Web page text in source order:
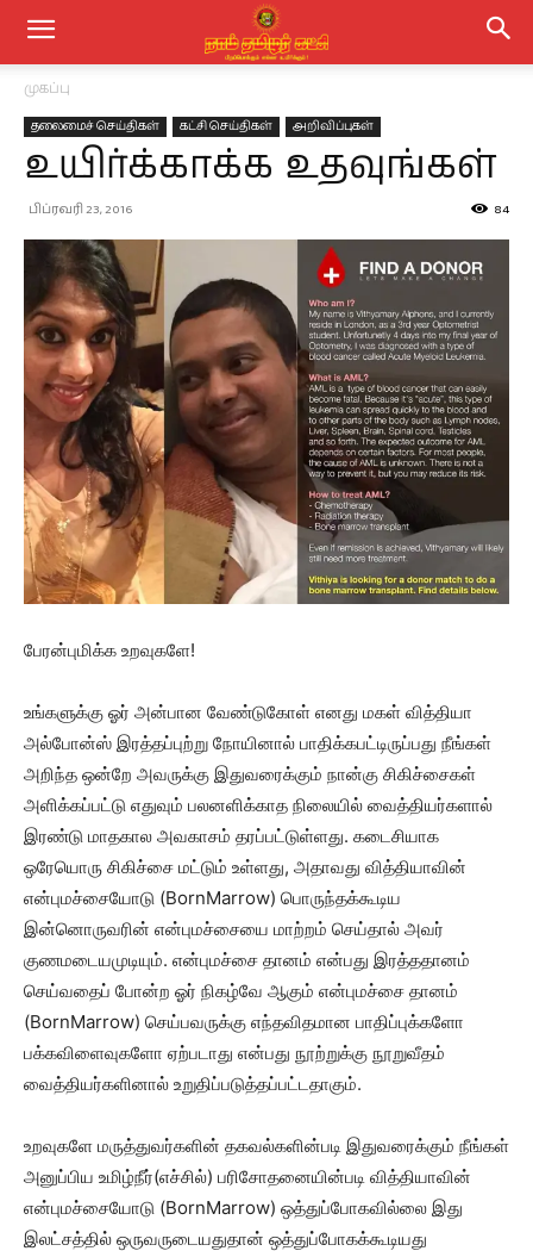
முகப்பு
தலைமைச் செய்திகள் கட்சி செய்திகள் அறிவிப்புகள்
உயிர்க்காக்க உதவுங்கள்
பிப்ரவரி 23, 2016 84
பேரன்புமிக்க உறவுகளே!
உங்களுக்கு ஓர் அன்பான வேண்டுகோள் எனது மகள் வித்தியா
அல்போன்ஸ் இரத்தப்புற்று நோயினால் பாதிக்கபட்டிருப்பது நீங்கள்
அறிந்த ஒன்றே அவருக்கு இதுவரைக்கும் நான்கு சிகிச்சைகள்
அளிக்கப்பட்டு எதுவும் பலனளிக்காத நிலையில் வைத்தியர்களால்
இரண்டு மாதகால அவகாசம் தரப்பட்டுள்ளது. கடைசியாக
ஒரேயொரு சிகிச்சை மட்டும் உள்ளது, அதாவது வித்தியாவின்
என்புமச்சையோடு (BornMarrow) பொருந்தக்கூடிய
இன்னொருவரின் என்புமச்சையை மாற்றம் செய்தால் அவர்
குணமடையமுடியும். என்புமச்சை தானம் என்பது இரத்ததானம்
செய்வதைப் போன்ற ஓர் நிகழ்வே ஆகும் என்புமச்சை தானம்
(BornMarrow) செய்பவருக்கு எந்தவிதமான பாதிப்புக்களோ
பக்கவிளைவுகளோ ஏற்படாது என்பது நூற்றுக்கு நூறுவீதம்
வைத்தியர்களினால் உறுதிப்படுத்தப்பட்டதாகும்.
உறவுகளே மருத்துவர்களின் தகவல்களின்படி இதுவரைக்கும் நீங்கள்
அனுப்பிய உமிழ்நீர்(எச்சில்) பரிசோதனையின்படி வித்தியாவின்
என்புமச்சையோடு (BornMarrow) ஒத்துப்போகவில்லை இது
இலட்சத்தில் ஒருவருடையதுதான் ஒத்துப்போகக்கூடியது